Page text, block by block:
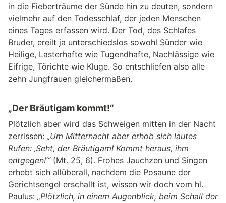
in die Fieberträume der Sünde hin zu deuten, sondern
vielmehr auf den Todesschlaf, der jeden Menschen
eines Tages erfassen wird. Der Tod, des Schlafes
Bruder, ereilt ja unterschiedslos sowohl Sünder wie
Heilige, Lasterhafte wie Tugendhafte, Nachlässige wie
Eifrige, Törichte wie Kluge. So entschliefen also alle
zehn Jungfrauen gleichermaßen.
„Der Bräutigam kommt!“
Plötzlich aber wird das Schweigen mitten in der Nacht
zerrissen: „Um Mitternacht aber erhob sich lautes
Rufen: ‚Seht, der Bräutigam! Kommt heraus, ihm
entgegen!‘“(Mt. 25, 6). Frohes Jauchzen und Singen
erhebt sich allüberall, nachdem die Posaune der
Gerichtsengel erschallt ist, wissen wir doch vom hl.
Paulus: „Plötzlich, in einem Augenblick, beim Schall der